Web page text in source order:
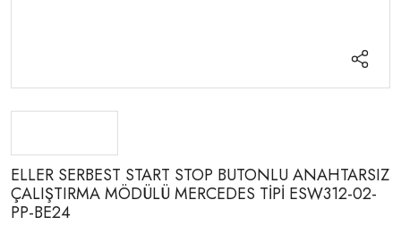
ELLER SERBEST START STOP BUTONLU ANAHTARSIZ
ÇALIŞTIRMA MÖDÜLÜ MERCEDES TİPİ ESW312-02-
PP-BE24